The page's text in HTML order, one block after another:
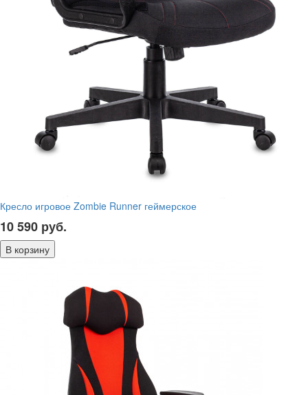
Кресло игровое Zombie Runner геймерское
10 590 руб.